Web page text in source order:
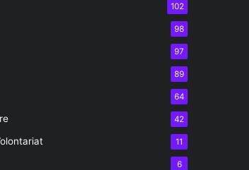
102
98
97
89
64
42
11
6